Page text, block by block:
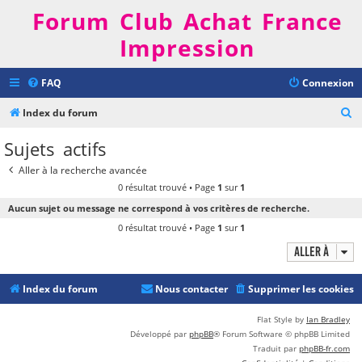
Forum Club Achat France
Impression
FAQ Connexion
Index du forum
h
r
Sujets actifs
Aller à la recherche avancée
0 résultat trouvé • Page 1 sur 1
Aucun sujet ou message ne correspond à vos critères de recherche.
0 résultat trouvé • Page 1 sur 1
Aller à
Index du forum Supprimer les cookies
Nous contacter
Flat Style by Ian Bradley
Développé par phpBB® Forum Software © phpBB Limited
Traduit par phpBB-fr.com